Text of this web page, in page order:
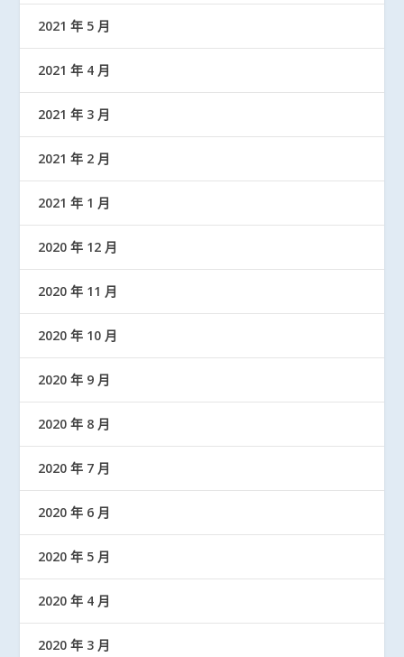
2021 年 5 月
2021 年 4 月
2021 年 3 月
2021 年 2 月
2021 年 1 月
2020 年 12 月
2020 年 11 月
2020 年 10 月
2020 年 9 月
2020 年 8 月
2020 年 7 月
2020 年 6 月
2020 年 5 月
2020 年 4 月
2020 年 3 月